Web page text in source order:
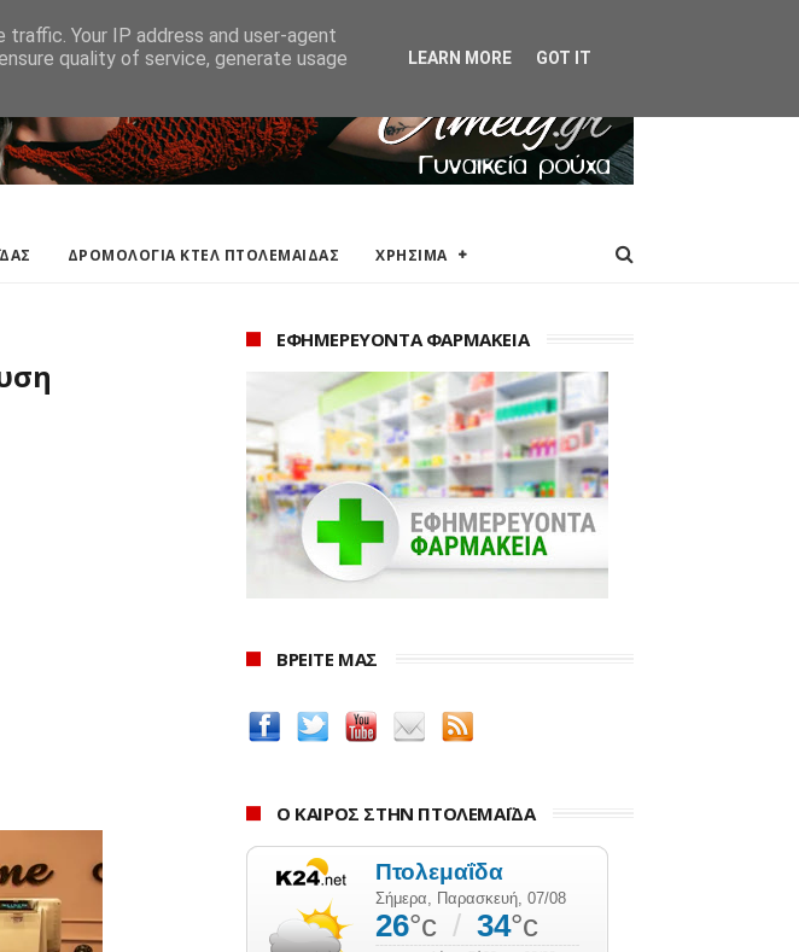
ΔΡΟΜΟΛΟΓΙΑ ΚΤΕΛ ΠΤΟΛΕΜΑΙΔΑΣ ΧΡΗΣΙΜΑ
ΕΦΗΜΕΡΕΥΟΝΤΑ ΦΑΡΜΑΚΕΙΑ
ΒΡΕΙΤΕ ΜΑΣ
Ο ΚΑΙΡΟΣ ΣΤΗΝ ΠΤΟΛΕΜΑΪΔΑ
Your IP address and user-agent
quality of service, generate usage
LEARN MORE GOT IT